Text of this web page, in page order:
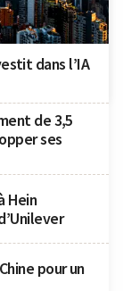
dans l’IA
de 3,5
ses
Hein
pour un